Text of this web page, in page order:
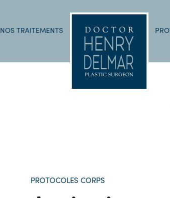
NOS TRAITEMENTS
PROTOCOLES CORPS